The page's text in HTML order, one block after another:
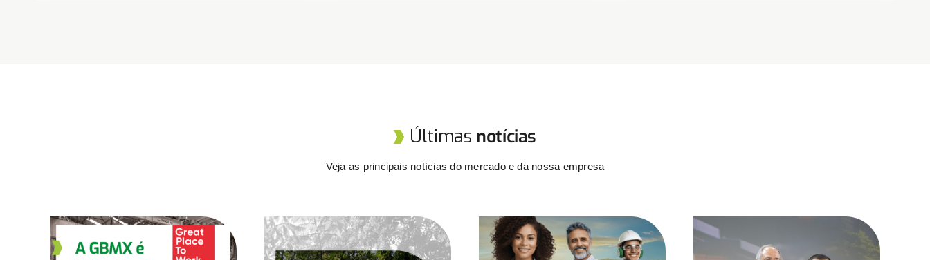
Últimas notícias
Veja as principais notícias do mercado e da nossa empresa​